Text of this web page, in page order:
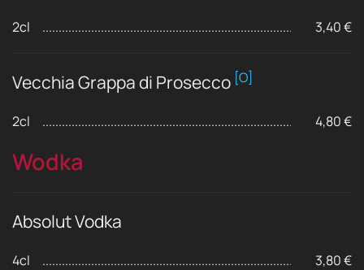
2cl 3,40 €
Vecchia Grappa di Prosecco [O]
2cl 4,80 €
Wodka
Absolut Vodka
4cl 3,80 €